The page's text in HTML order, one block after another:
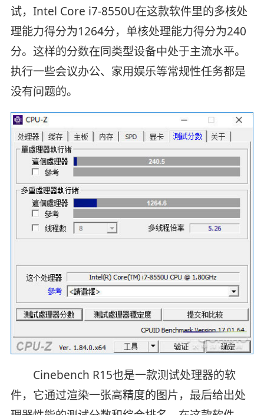
试，Intel Core i7-8550U在这款软件里的多核处
理能力得分为1264分，单核处理能力得分为240
分。这样的分数在同类型设备中处于主流水平。
执行一些会议办公、家用娱乐等常规性任务都是
没有问题的。
Cinebench R15也是一款测试处理器的软
件，它通过渲染一张高精度的图片，最后给出处